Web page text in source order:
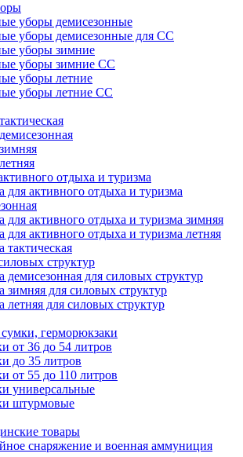
уборы демисезонные
уборы демисезонные для СС
уборы зимние
уборы зимние СС
уборы летние
уборы летние СС
отдыха и туризма
для активного отдыха и туризма
для активного отдыха и туризма зимняя
для активного отдыха и туризма летняя
тактическая
структур
демисезонная для силовых структур
зимняя для силовых структур
летняя для силовых структур
герморюкзаки
от 36 до 54 литров
до 35 литров
от 55 до 110 литров
универсальные
штурмовые
товары
снаряжение и военная аммуниция